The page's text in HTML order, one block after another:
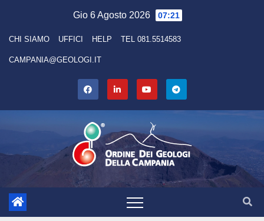
content
Gio 6 Agosto 2026 07:21
CHI SIAMO UFFICI HELP TEL 081.5514583
CAMPANIA@GEOLOGI.IT